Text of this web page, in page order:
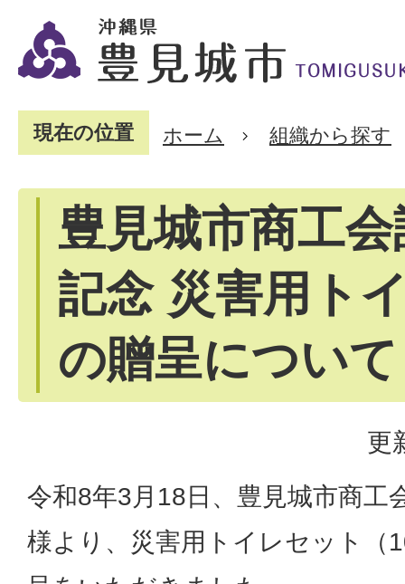
現在の位置 ホーム 組織から探す
豊見城市商工
記念 災害用ト
の贈呈について
更
令和8年3月18日、豊見城市商工
様より、災害用トイレセット（